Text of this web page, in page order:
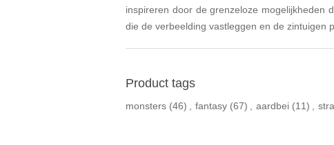
inspireren door de grenzeloze mogelijkheden
die de verbeelding vastleggen en de zintuigen
Product tags
monsters (46) , fantasy (67) , aardbei (11) ,